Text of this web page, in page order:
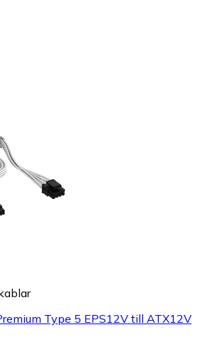
Type 5 EPS12V till ATX12V